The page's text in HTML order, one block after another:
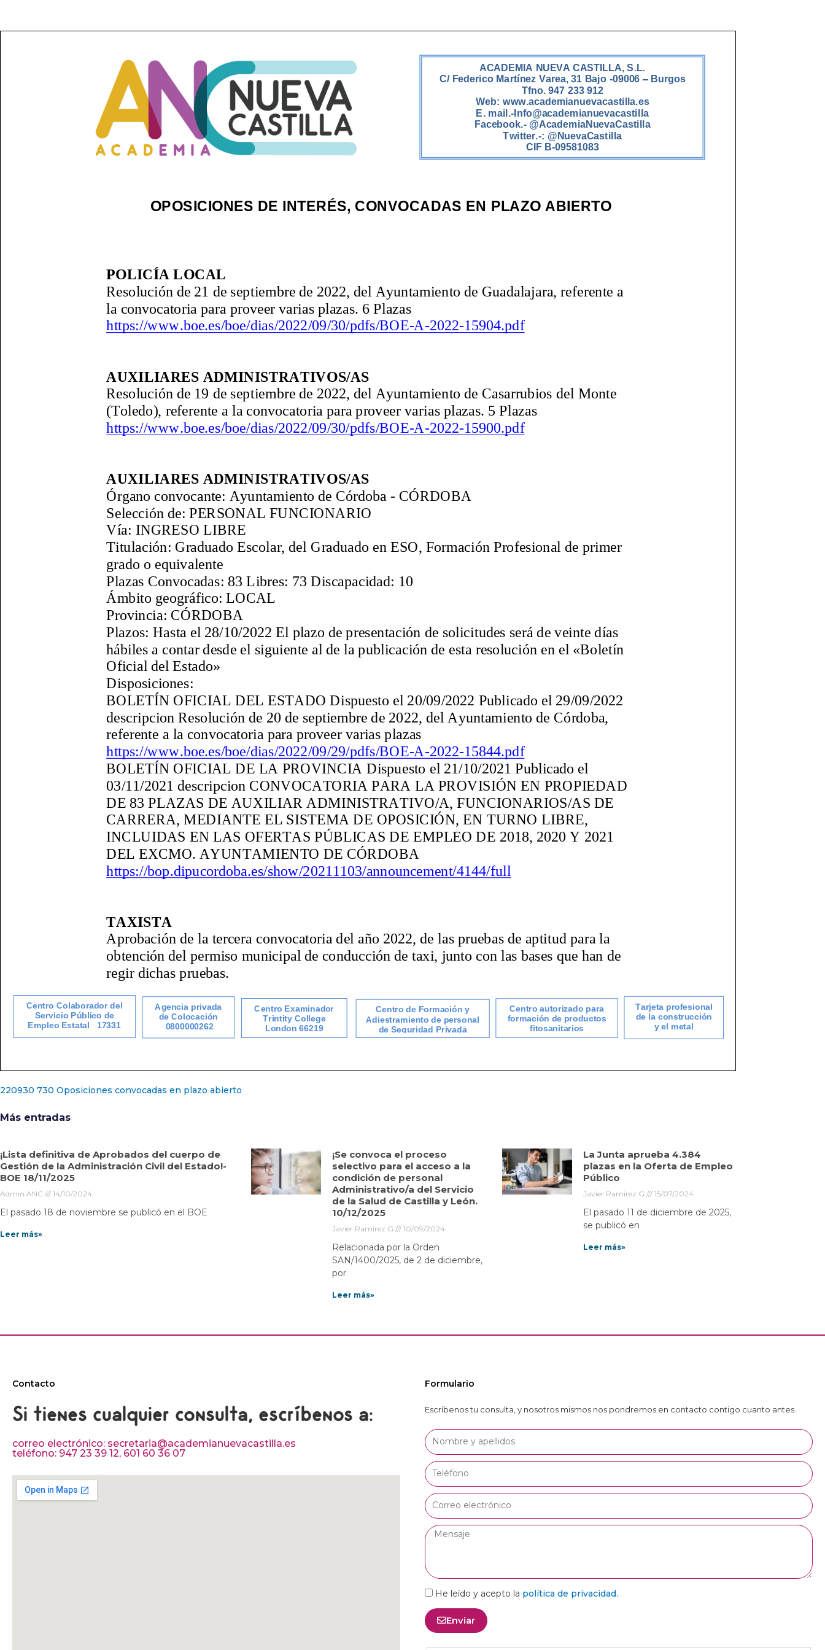
220930 730 Oposiciones convocadas en plazo abierto
Más entradas
¡Lista definitiva de Aprobados del cuerpo de
Gestión de la Administración Civil del Estado!-
BOE 18/11/2025
Admin ANC 14/10/2024
El pasado 18 de noviembre se publicó en el BOE
Leer más»
¡Se convoca el proceso
selectivo para el acceso a la
condición de personal
Administrativo/a del Servicio
de la Salud de Castilla y León.
10/12/2025
Javier Ramirez G 10/09/2024
Relacionada por la Orden
SAN/1400/2025, de 2 de diciembre,
por
Leer más»
La Junta aprueba 4.384
plazas en la Oferta de Empleo
Público
Javier Ramirez G 15/07/2024
El pasado 11 de diciembre de 2025,
se publicó en
Leer más»
Contacto
Si tienes cualquier consulta, escríbenos a:
correo electrónico: secretaria@academianuevacastilla.es
teléfono: 947 23 39 12, 601 60 36 07
Formulario
Escríbenos tu consulta, y nosotros mismos nos pondremos en contacto contigo cuanto antes.
Nombre
Teléfono
Correo
electrónico
Mensaje
RGPD
He leído y acepto la política de privacidad.
Enviar